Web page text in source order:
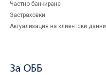
Частно банкиране
Застраховки
Актуализация на клиентски данни
За ОББ